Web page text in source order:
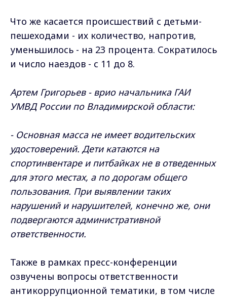
Что же касается происшествий с детьми-
пешеходами - их количество, напротив,
уменьшилось - на 23 процента. Сократилось
и число наездов - с 11 до 8.
Артем Григорьев - врио начальника ГАИ
УМВД России по Владимирской области:
- Основная масса не имеет водительских
удостоверений. Дети катаются на
спортинвентаре и питбайках не в отведенных
для этого местах, а по дорогам общего
пользования. При выявлении таких
нарушений и нарушителей, конечно же, они
подвергаются административной
ответственности.
Также в рамках пресс-конференции
озвучены вопросы ответственности
антикоррупционной тематики, в том числе